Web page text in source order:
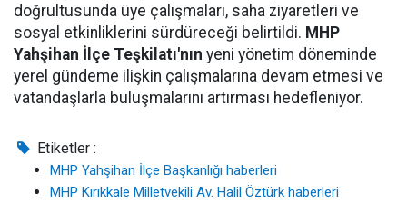
doğrultusunda üye çalışmaları, saha ziyaretleri ve
sosyal etkinliklerini sürdüreceği belirtildi. MHP
Yahşihan İlçe Teşkilatı'nın yeni yönetim döneminde
yerel gündeme ilişkin çalışmalarına devam etmesi ve
vatandaşlarla buluşmalarını artırması hedefleniyor.
Etiketler :
MHP Yahşihan İlçe Başkanlığı haberleri
MHP Kırıkkale Milletvekili Av. Halil Öztürk haberleri